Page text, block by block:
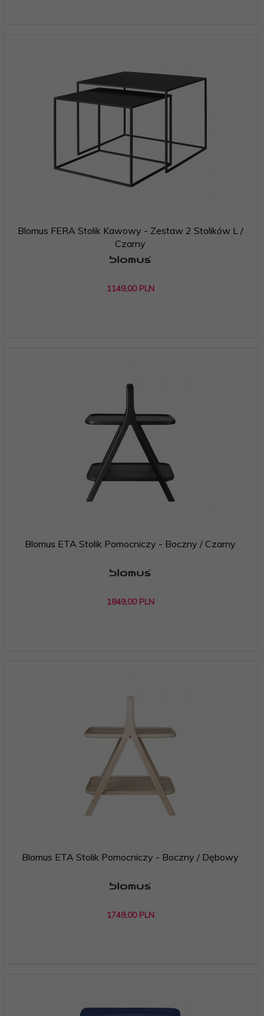
Blomus FERA Stolik Kawowy - Zestaw 2 Stolików L /
Czarny
1149,00 PLN
Blomus ETA Stolik Pomocniczy - Boczny / Czarny
1849,00 PLN
Blomus ETA Stolik Pomocniczy - Boczny / Dębowy
1749,00 PLN